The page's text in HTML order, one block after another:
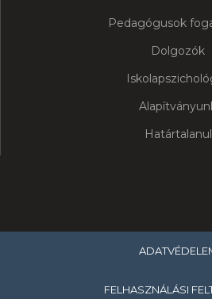
Pedagógusok
Dolgozók
Határtalanul
FELHASZNÁLÁSI